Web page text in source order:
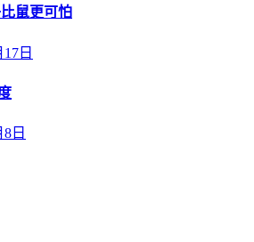
鼠更可怕
日
日